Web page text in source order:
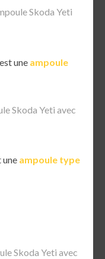
Skoda Yeti
une ampoule
Skoda Yeti avec
une ampoule type
Skoda Yeti avec